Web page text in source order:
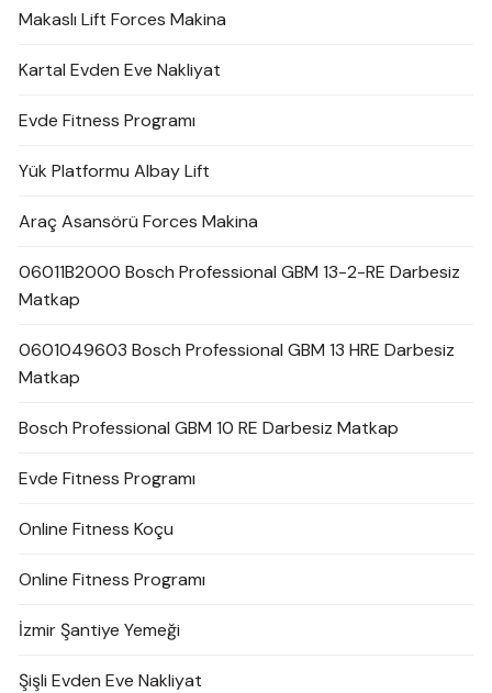
Makaslı Lift Forces Makina
Kartal Evden Eve Nakliyat
Evde Fitness Programı
Yük Platformu Albay Lift
Araç Asansörü Forces Makina
06011B2000 Bosch Professional GBM 13-2-RE Darbesiz
Matkap
0601049603 Bosch Professional GBM 13 HRE Darbesiz
Matkap
Bosch Professional GBM 10 RE Darbesiz Matkap
Evde Fitness Programı
Online Fitness Koçu
Online Fitness Programı
İzmir Şantiye Yemeği
Şişli Evden Eve Nakliyat